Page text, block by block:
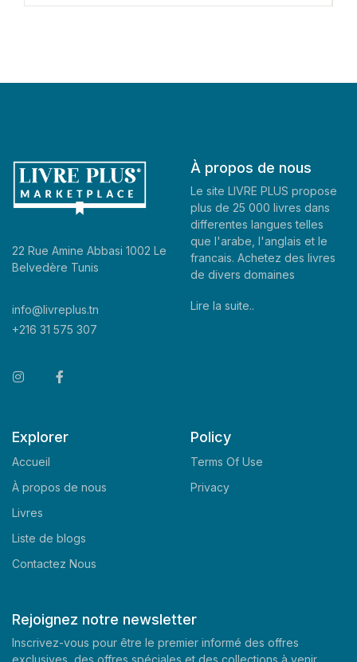
22 Rue Amine Abbasi 1002 Le
Belvedère Tunis
info@livreplus.tn
+216 31 575 307
À propos de nous
Le site LIVRE PLUS propose
plus de 25 000 livres dans
differentes langues telles
que l'arabe, l'anglais et le
francais. Achetez des livres
de divers domaines
Lire la suite..
Explorer
Accueil
À propos de nous
Livres
Liste de blogs
Contactez Nous
Policy
Terms Of Use
Privacy
Rejoignez notre newsletter
Inscrivez-vous pour être le premier informé des offres
exclusives, des offres spéciales et des collections à venir